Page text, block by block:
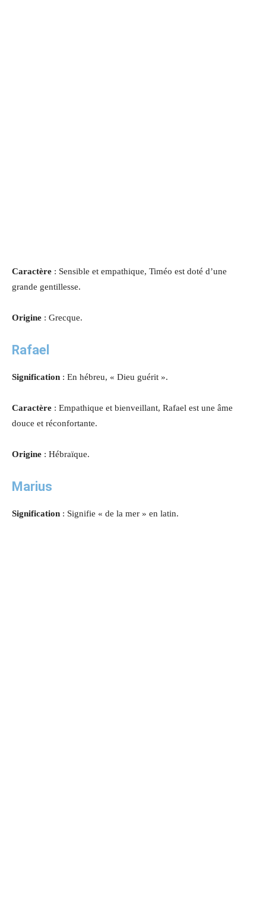
Caractère : Sensible et empathique, Timéo est doté d’une
grande gentillesse.
Origine : Grecque.
Rafael
Signification : En hébreu, « Dieu guérit ».
Caractère : Empathique et bienveillant, Rafael est une âme
douce et réconfortante.
Origine : Hébraïque.
Marius
Signification : Signifie « de la mer » en latin.